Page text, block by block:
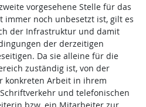
vorgesehene Stelle für das
immer noch unbesetzt ist, gilt es
der Infrastruktur und damit
der derzeitigen
Da sie alleine für die
zuständig ist, von der
konkreten Arbeit in ihrem
und telefonischen
bzw. ein Mitarbeiter zur